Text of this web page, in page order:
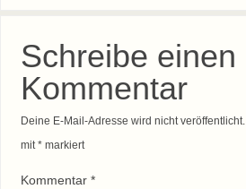
Schreibe einen
Kommentar
Deine E-Mail-Adresse wird nicht veröffentlicht.
mit*markiert
Kommentar *